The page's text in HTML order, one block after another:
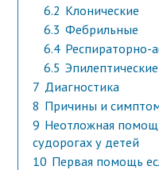
6.2 Клонические
6.3 Фебрильные
6.4 Респираторно-
6.5 Эпилептические
7 Диагностика
8 Причины и
9 Неотложная
судорогах у детей
10 Первая помощь